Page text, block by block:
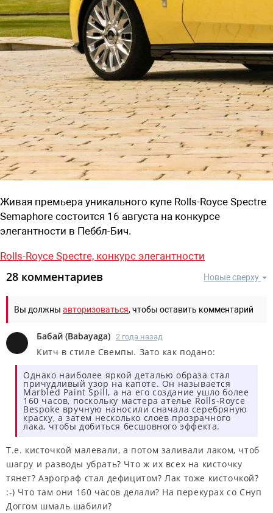
Живая премьера уникального купе Rolls-Royce Spectre
Semaphore состоится 16 августа на конкурсе
элегантности в Пеббл-Бич.
Rolls-Royce Spectre, конкурс элегантности
Новые сверху
28 комментариев
Вы должны авторизоваться, чтобы оставить комментарий
Бабай (Babayaga) 2 года назад
Китч в стиле Свемпы. Зато как подано:
Однако наиболее яркой деталью образа стал
причудливый узор на капоте. Он называется
Marbled Paint Spill, а на его создание ушло более
160 часов, поскольку мастера ателье Rolls-Royce
Bespoke вручную наносили сначала серебряную
краску, а затем несколько слоев прозрачного
лака, чтобы добиться бесшовного эффекта.
Т.е. кисточкой малевали, а потом заливали лаком, чтоб
шагру и разводы убрать? Что ж их всех на кисточку
тянет? Аэрограф стал дефицитом? Лак тоже кисточкой?
:-) Что там они 160 часов делали? На перекурах со Снуп
Доггом шмаль шабили?